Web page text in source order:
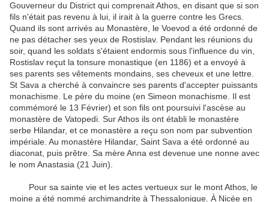
Gouverneur du District qui comprenait Athos, en disant que si son
fils n'était pas revenu à lui, il irait à la guerre contre les Grecs.
Quand ils sont arrivés au Monastère, le Voevod a été ordonné de
ne pas détacher ses yeux de Rostislav. Pendant les réunions du
soir, quand les soldats s'étaient endormis sous l'influence du vin,
Rostislav reçut la tonsure monastique (en 1186) et a envoyé à
ses parents ses vêtements mondains, ses cheveux et une lettre.
St Sava a cherché à convaincre ses parents d'accepter puissants
monachisme. Le père du moine (en Simeon monachisme. Il est
commémoré le 13 Février) et son fils ont poursuivi l'ascèse au
monastère de Vatopedi. Sur Athos ils ont établi le monastère
serbe Hilandar, et ce monastère a reçu son nom par subvention
impériale. Au monastère Hilandar, Saint Sava a été ordonné au
diaconat, puis prêtre. Sa mère Anna est devenue une nonne avec
le nom Anastasia (21 Juin).
Pour sa sainte vie et les actes vertueux sur le mont Athos, le
moine a été nommé archimandrite à Thessalonique. À Nicée en